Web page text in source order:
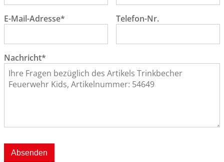
E-Mail-Adresse* Telefon-Nr.
Nachricht*
Absenden